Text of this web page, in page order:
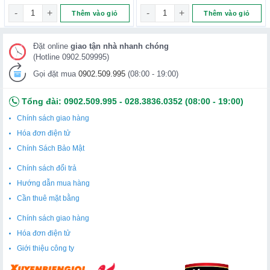
Hoạt chất dầu hồi: kích thích tái tạo mô, cung cấp bảo vệ mạnh
Chiết xuất thì là: Tái tạo da, chống oxy hóa và làm mịn da
Dầu argan trẻ hóa da, cho da săn chắc, đàn hồi
Glycerol loại bỏ cảm giác khó chịu, đau rát và khô da, bảo vệ da
khỏi những tác hại của môi trường, cho da mịn màng
Vitamin A, E, F và panthenol kích thích da phát triển, mịn và mềm
Hướng dẫn sử dụng
Thoa kem lên cơ thể, mát – xa khắp cơ thể từ dưới lên
Kem trị sẹo Nga Klirvin - 25g số lượng
Thêm vào giỏ Serum Natura Siberica Dưỡng
Thêm vào giỏ
Đặt online giao tận nhà nhanh chóng
(Hotline 0902.509995)
Gọi đặt mua 0902.509.995 (08:00 - 19:00)
Tổng đài: 0902.509.995 - 028.3836.0352 (08:00 - 19:00)
Chính sách giao hàng
Hóa đơn điện tử
Chính Sách Bảo Mật
Chính sách đổi trả
Hướng dẫn mua hàng
Cần thuê mặt bằng
Chính sách giao hàng
Hóa đơn điện tử
Giới thiệu công ty